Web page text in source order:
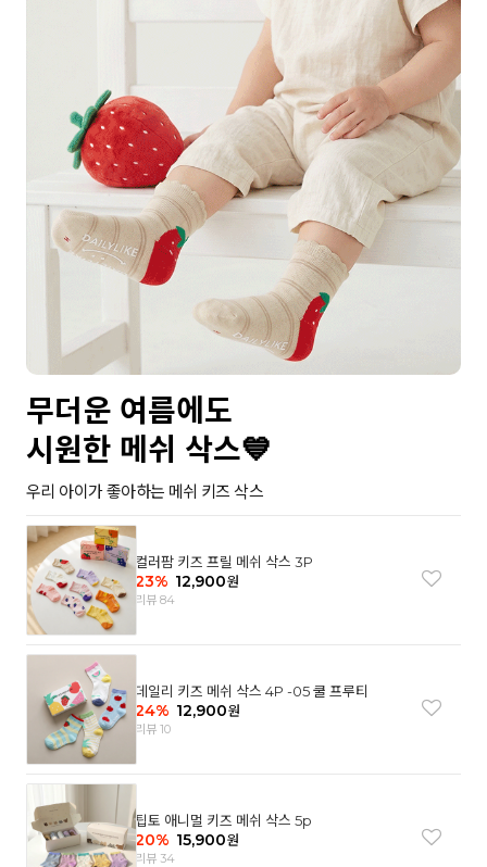
무더운 여름에도
시원한 메쉬 삭스💙
우리 아이가 좋아하는 메쉬 키즈 삭스
컬러팜 키즈 프릴 메쉬 삭스 3P
23% 12,900원
리뷰 84
데일리 키즈 메쉬 삭스 4P -05 쿨 프루티
24% 12,900원
리뷰 10
팁토 애니멀 키즈 메쉬 삭스 5p
20% 15,900원
리뷰 34